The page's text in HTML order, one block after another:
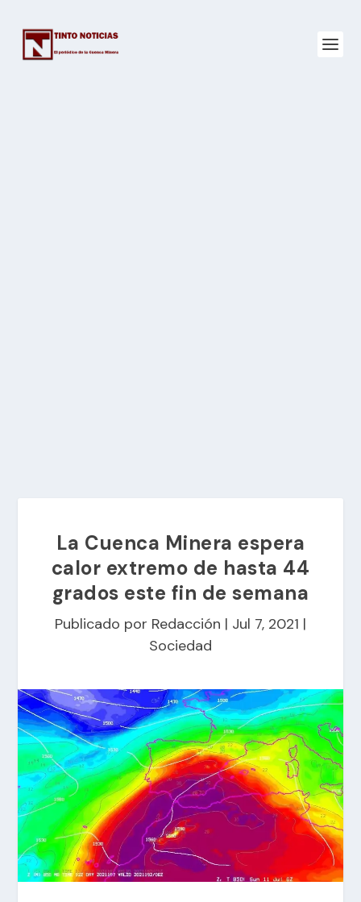
La Cuenca Minera espera
calor extremo de hasta 44
grados este fin de semana
Publicado por Redacción | Jul 7, 2021 |
Sociedad